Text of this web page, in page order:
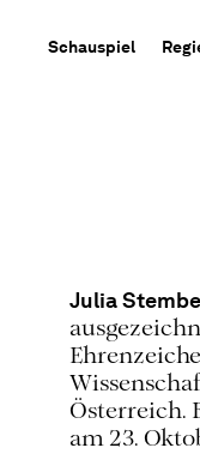
Schauspiel
Julia
Österreich.
am 23.